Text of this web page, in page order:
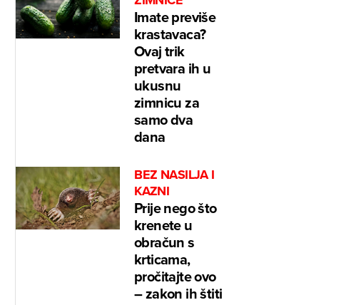
Imate previše
krastavaca?
Ovaj trik
pretvara ih u
ukusnu
zimnicu za
samo dva
dana
BEZ NASILJA I
KAZNI
Prije nego što
krenete u
obračun s
krticama,
pročitajte ovo
– zakon ih štiti